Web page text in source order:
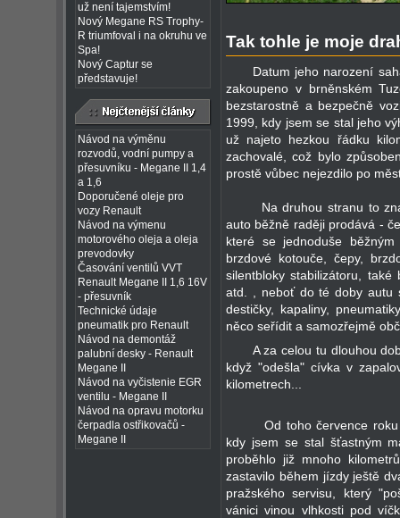
už není tajemstvím!
Nový Megane RS Trophy-
R triumfoval i na okruhu ve
Spa!
Nový Captur se
představuje!
Návod na výměnu
rozvodů, vodní pumpy a
přesuvníku - Megane II 1,4
a 1,6
Doporučené oleje pro
vozy Renault
Návod na výmenu
motorového oleja a oleja
prevodovky
Časování ventilů VVT
Renault Megane II 1,6 16V
- přesuvník
Technické údaje
pneumatik pro Renault
Návod na demontáž
palubní desky - Renault
Megane II
Návod na vyčistenie EGR
ventilu - Megane II
Návod na opravu motorku
čerpadla ostřikovačů -
Megane II
Tak tohle je moje
Datum jeho narození
zakoupeno v brněnském
bezstarostně a bezpečně
1999, kdy jsem se stal jeho
už najeto hezkou řádku
zachovalé, což bylo
prostě vůbec nejezdilo po
Na druhou stranu to
auto běžně raději prodává -
které se jednoduše
brzdové kotouče, čepy,
silentbloky stabilizátoru,
atd. , neboť do té doby autu
destičky, kapaliny,
něco seřídit a samozřejmě
A za celou tu dlouhou
když "odešla" cívka v
kilometrech...
Od toho července roku
kdy jsem se stal šťastným
proběhlo již mnoho
zastavilo během jízdy ještě
pražského servisu, který
vánici vinou vlhkosti pod